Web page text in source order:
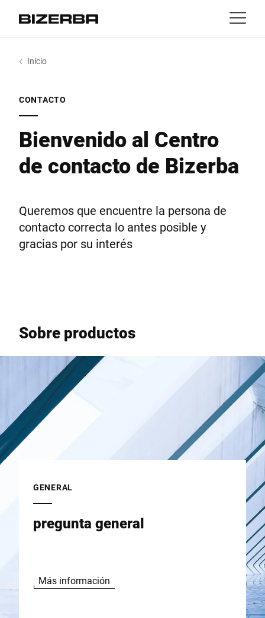
Experiencia
Servicio
Empresa
MyBizerba
America
Asia
África
Inicio
CONTACTO
Bienvenido al Centro
de contacto de Bizerba
Queremos que encuentre la persona de
contacto correcta lo antes posible y
gracias por su interés
Sobre productos
GENERAL
pregunta general
Más información